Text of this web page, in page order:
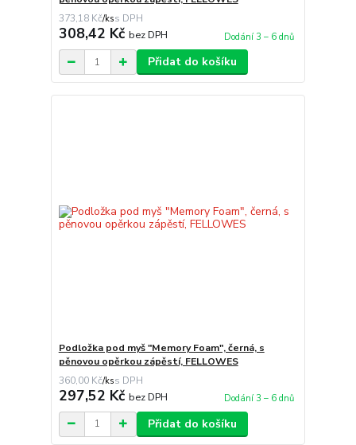
373,18 Kč/ks
308,42 Kč bez DPH Dodání 3 – 6 dnů
Přidat do košíku
Podložka pod myš "Memory Foam", černá, s
pěnovou opěrkou zápěstí, FELLOWES
360,00 Kč/ks
297,52 Kč bez DPH Dodání 3 – 6 dnů
Přidat do košíku